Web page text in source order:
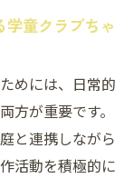
童クラブち
めには、日常
方が重要です
と連携しなが
活動を積極的